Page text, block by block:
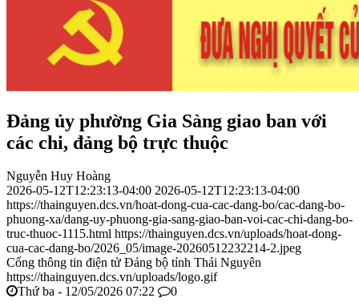
Đảng ủy phường Gia Sàng giao ban với
các chi, đảng bộ trực thuộc
Nguyễn Huy Hoàng
2026-05-12T12:23:13-04:00 2026-05-12T12:23:13-04:00
https://thainguyen.dcs.vn/hoat-dong-cua-cac-dang-bo/cac-dang-bo-
phuong-xa/dang-uy-phuong-gia-sang-giao-ban-voi-cac-chi-dang-bo-
truc-thuoc-1115.html https://thainguyen.dcs.vn/uploads/hoat-dong-
cua-cac-dang-bo/2026_05/image-20260512232214-2.jpeg
Cổng thông tin điện tử Đảng bộ tỉnh Thái Nguyên
https://thainguyen.dcs.vn/uploads/logo.gif
Thứ ba - 12/05/2026 07:22
0